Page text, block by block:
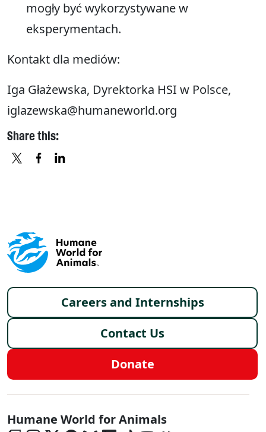
mogły być wykorzystywane w
eksperymentach.
Kontakt dla mediów:
Iga Głażewska, Dyrektorka HSI w Polsce,
iglazewska@humaneworld.org
Share this:
Footer menu
Careers and Internships
Contact Us
Donate
Global - Social Menu
Humane World for Animals